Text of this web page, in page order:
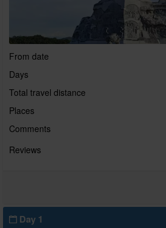
From date
Days
Total travel distance
Places
Comments
Reviews
Day 1